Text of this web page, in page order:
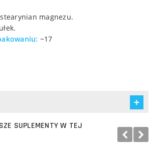
magnezu.
~17
SUPLEMENTY W TEJ